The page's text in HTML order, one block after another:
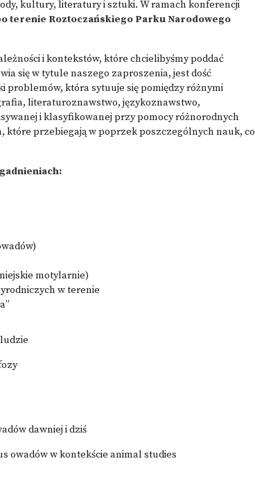
kultury, literatury i sztuki. W ramach konferencji
terenie Roztoczańskiego Parku Narodowego
i kontekstów, które chcielibyśmy poddać
się w tytule naszego zaproszenia, jest dość
problemów, która sytuuje się pomiędzy różnymi
literaturoznawstwo, językoznawstwo,
i klasyfikowanej przy pomocy różnorodnych
które przebiegają w poprzek poszczególnych nauk, co
motylarnie)
w terenie
dawniej i dziś
owadów w kontekście animal studies